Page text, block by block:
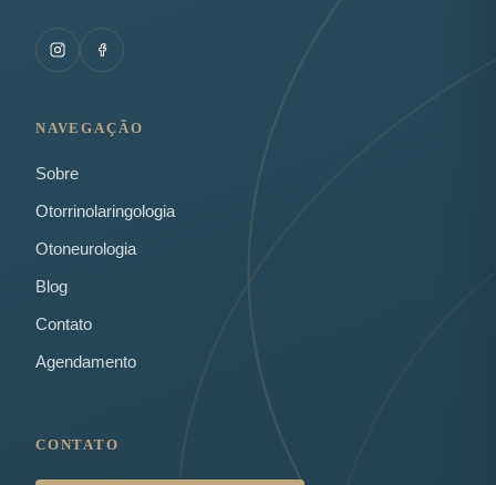
NAVEGAÇÃO
Sobre
Otorrinolaringologia
Otoneurologia
Blog
Contato
Agendamento
CONTATO